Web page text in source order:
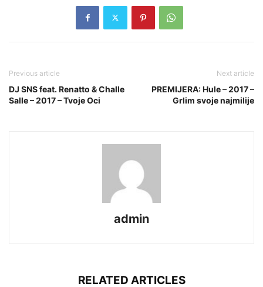
Previous article
DJ SNS feat. Renatto & Challe
Salle – 2017 – Tvoje Oci
Next article
PREMIJERA: Hule – 2017 –
Grlim svoje najmilije
admin
RELATED ARTICLES